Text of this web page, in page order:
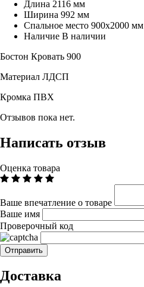
Длина 2116 мм
Ширина 992 мм
Спальное место 900х2000 мм
Наличие В наличии
Бостон Кровать 900
Материал ЛДСП
Кромка ПВХ
Отзывов пока нет.
Написать отзыв
Оценка товара
Ваше впечатление о товаре
Ваше имя
Проверочный код
Доставка